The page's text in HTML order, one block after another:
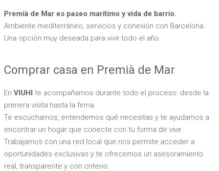
Premià de Mar es paseo marítimo y vida de barrio.
Ambiente mediterráneo, servicios y conexión con Barcelona.
Una opción muy deseada para vivir todo el año.
Comprar casa en Premià de Mar
En VIUHI te acompañamos durante todo el proceso: desde la
primera visita hasta la firma.
Te escuchamos, entendemos qué necesitas y te ayudamos a
encontrar un hogar que conecte con tu forma de vivir.
Trabajamos con una red local que nos permite acceder a
oportunidades exclusivas y te ofrecemos un asesoramiento
real, transparente y con criterio.